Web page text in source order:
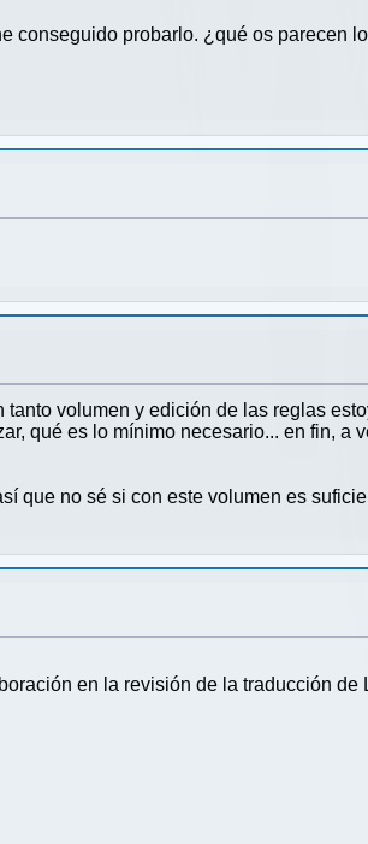
conseguido probarlo. ¿qué os parecen
volumen y edición de las reglas
qué es lo mínimo necesario... en fin, a
que no sé si con este volumen es
en la revisión de la traducción de